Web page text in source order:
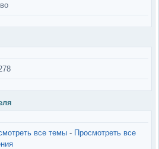
все темы - Просмотреть все